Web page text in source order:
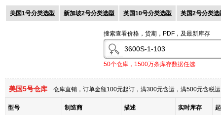
美国1号分类选型 新加坡2号分类选型 英国10号分类选型 英国2号分类选
搜索查看价格，货期，PDF，及最新库存
50个仓库，1500万条库存数据任选
美国5号仓库 仓库直销，订单金额100元起订，满300元含运，满500元含税
型号 制造商 描述 实时库存